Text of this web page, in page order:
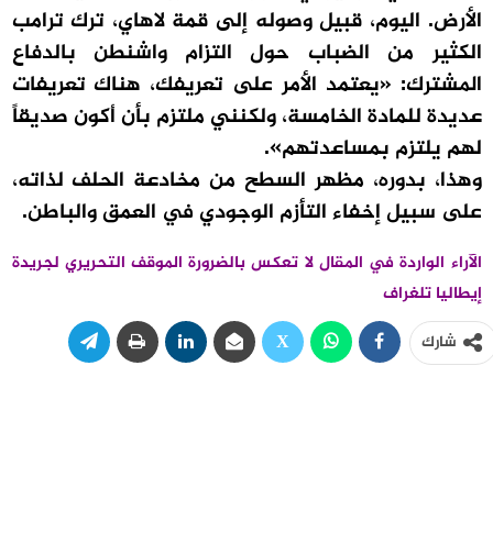
الأرض. اليوم، قبيل وصوله إلى قمة لاهاي، ترك ترامب
الكثير من الضباب حول التزام واشنطن بالدفاع
المشترك: «يعتمد الأمر على تعريفك، هناك تعريفات
عديدة للمادة الخامسة، ولكنني ملتزم بأن أكون صديقاً
لهم يلتزم بمساعدتهم».
وهذا، بدوره، مظهر السطح من مخادعة الحلف لذاته،
على سبيل إخفاء التأزم الوجودي في العمق والباطن.
الآراء الواردة في المقال لا تعكس بالضرورة الموقف التحريري لجريدة
إيطاليا تلغراف
شارك